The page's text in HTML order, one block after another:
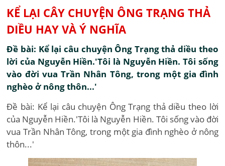
KỂ LẠI CÂY CHUYỆN ÔNG TRẠNG THẢ
DIỀU HAY VÀ Ý NGHĨA
Đề bài: Kể lại câu chuyện Ông Trạng thả diều theo
lời của Nguyễn Hiền.'Tôi là Nguyễn Hiền. Tôi sống
vào đời vua Trần Nhân Tông, trong một gia đình
nghèo ở nông thôn...'
Đề bài: Kể lại câu chuyện Ông Trạng thả diều theo lời
của Nguyễn Hiền.'Tôi là Nguyễn Hiền. Tôi sống vào đời
vua Trần Nhân Tông, trong một gia đình nghèo ở nông
thôn...'